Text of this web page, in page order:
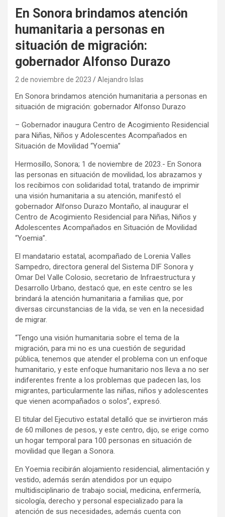
En Sonora brindamos atención
humanitaria a personas en
situación de migración:
gobernador Alfonso Durazo
2 de noviembre de 2023 Alejandro Islas
En Sonora brindamos atención humanitaria a personas en
situación de migración: gobernador Alfonso Durazo
– Gobernador inaugura Centro de Acogimiento Residencial
para Niñas, Niños y Adolescentes Acompañados en
Situación de Movilidad “Yoemia”
Hermosillo, Sonora; 1 de noviembre de 2023.- En Sonora
las personas en situación de movilidad, los abrazamos y
los recibimos con solidaridad total, tratando de imprimir
una visión humanitaria a su atención, manifestó el
gobernador Alfonso Durazo Montaño, al inaugurar el
Centro de Acogimiento Residencial para Niñas, Niños y
Adolescentes Acompañados en Situación de Movilidad
“Yoemia”.
El mandatario estatal, acompañado de Lorenia Valles
Sampedro, directora general del Sistema DIF Sonora y
Omar Del Valle Colosio, secretario de Infraestructura y
Desarrollo Urbano, destacó que, en este centro se les
brindará la atención humanitaria a familias que, por
diversas circunstancias de la vida, se ven en la necesidad
de migrar.
“Tengo una visión humanitaria sobre el tema de la
migración, para mi no es una cuestión de seguridad
pública, tenemos que atender el problema con un enfoque
humanitario, y este enfoque humanitario nos lleva a no ser
indiferentes frente a los problemas que padecen las, los
migrantes, particularmente las niñas, niños y adolescentes
que vienen acompañados o solos”, expresó.
El titular del Ejecutivo estatal detalló que se invirtieron más
de 60 millones de pesos, y este centro, dijo, se erige como
un hogar temporal para 100 personas en situación de
movilidad que llegan a Sonora.
En Yoemia recibirán alojamiento residencial, alimentación y
vestido, además serán atendidos por un equipo
multidisciplinario de trabajo social, medicina, enfermería,
sicología, derecho y personal especializado para la
atención de sus necesidades, además cuenta con